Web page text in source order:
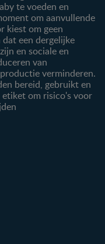
te voeden en
om aanvullende
kiest om geen
een dergelijke
en sociale en
van
verminderen.
bereid, gebruikt en
etiket om risico's voor